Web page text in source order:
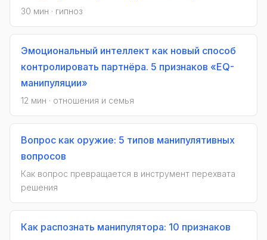
30 мин · гипноз
Эмоциональный интеллект как новый способ
контролировать партнёра. 5 признаков «EQ-
манипуляции»
12 мин · отношения и семья
Вопрос как оружие: 5 типов манипулятивных
вопросов
Как вопрос превращается в инструмент перехвата
решения
Как распознать манипулятора: 10 признаков